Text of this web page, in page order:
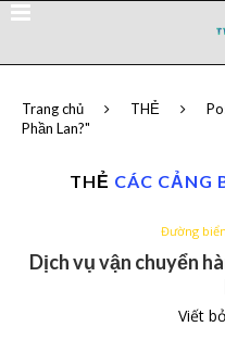
Trang chủ THẺ
Phần Lan?"
THẺ CÁC CẢNG
Đường biển
Dịch vụ vận chuyển
Viết